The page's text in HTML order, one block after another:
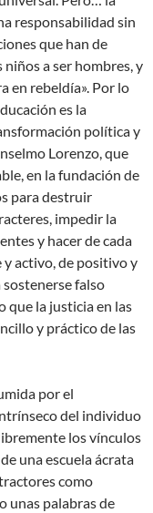
responsabilidad sin
que han de
a ser hombres, y
en rebeldía». Por lo
es la
política y
Lorenzo, que
en la fundación de
para destruir
impedir la
y hacer de cada
y activo, de positivo y
falso
que la justicia en las
y práctico de las
por el
del individuo
los vínculos
una escuela ácrata
como
unas palabras de